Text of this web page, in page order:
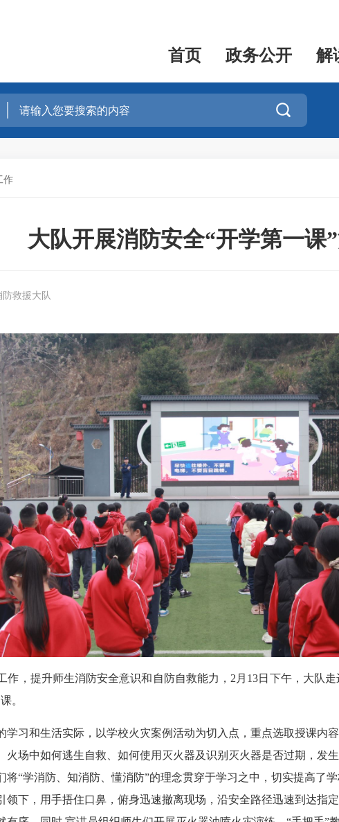
首页 政务公开 解

作
大队开展消防安全“开学第一课
防救援大队
提升师生消防安全意识和自防自救能力，2月13日下午，大队走
。
和生活实际，以学校火灾案例活动为切入点，重点选取授课内
火场中如何逃生自救、如何使用灭火器及识别灭火器是否过期，发
“学消防、知消防、懂消防”的理念贯穿于学习之中，切实提高了
领下，用手捂住口鼻，俯身迅速撤离现场，沿安全路径迅速到达指